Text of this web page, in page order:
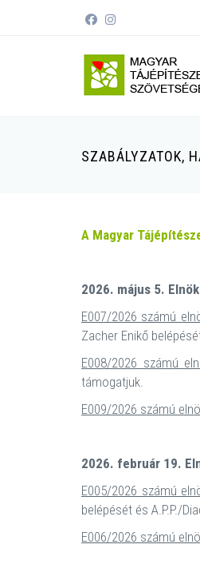
SZABÁLYZATOK,
A Magyar
2026. május 5.
E007/2026 számú
Zacher Enikő
E008/2026 számú
támogatjuk.
E009/2026 számú
2026. február 19.
E005/2026 számú
belépését és A.P.P./
E006/2026 számú